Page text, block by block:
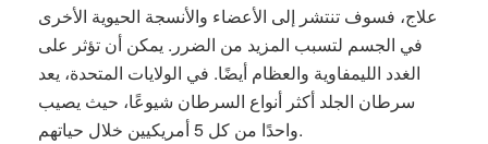
علاج، فسوف تنتشر إلى الأعضاء والأنسجة الحيوية الأخرى
في الجسم لتسبب المزيد من الضرر. يمكن أن تؤثر على
الغدد الليمفاوية والعظام أيضًا. في الولايات المتحدة، يعد
سرطان الجلد أكثر أنواع السرطان شيوعًا، حيث يصيب
واحدًا من كل 5 أمريكيين خلال حياتهم.